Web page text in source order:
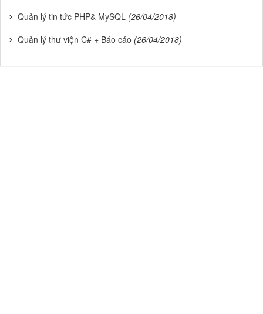
Quản lý tin tức PHP& MySQL (26/04/2018)
Quản lý thư viện C# + Báo cáo (26/04/2018)